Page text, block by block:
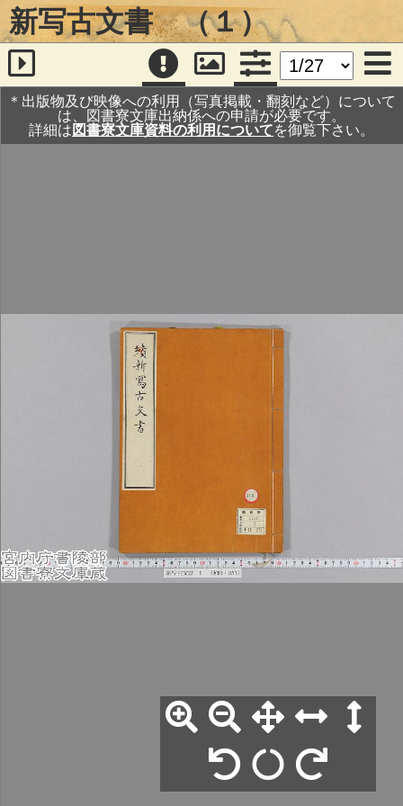
新写古文書 （１）
＊出版物及び映像への利用（写真掲載・翻刻など）について
は、図書寮文庫出納係への申請が必要です。
詳細は 図書寮文庫資料の利用についてを御覧下さい。